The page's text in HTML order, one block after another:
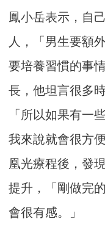
鳳小岳表示，自
人，「男生要額
要培養習慣的事
長，他坦言很多
「所以如果有一
我來說就會很方
凰光療程後，發
提升，「剛做完
會很有感。」